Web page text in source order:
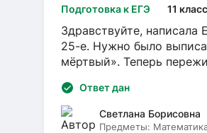
Подготовка к ЕГЭ 11 класс
Здравствуйте, написала
25-е. Нужно было
мёртвый». Теперь
Ответ дан
Светлана Борисовна
Предметы: